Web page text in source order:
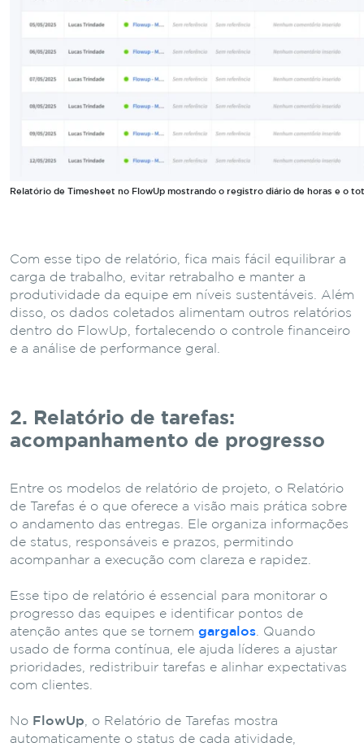
Relatório de Timesheet no FlowUp mostrando o registro diário de horas e o
Com esse tipo de relatório, fica mais fácil equilibrar a
carga de trabalho, evitar retrabalho e manter a
produtividade da equipe em níveis sustentáveis. Além
disso, os dados coletados alimentam outros relatórios
dentro do FlowUp, fortalecendo o controle financeiro
e a análise de performance geral.
2. Relatório de tarefas:
acompanhamento de progresso
Entre os modelos de relatório de projeto, o Relatório
de Tarefas é o que oferece a visão mais prática sobre
o andamento das entregas. Ele organiza informações
de status, responsáveis e prazos, permitindo
acompanhar a execução com clareza e rapidez.
Esse tipo de relatório é essencial para monitorar o
progresso das equipes e identificar pontos de
atenção antes que se tornem gargalos. Quando
usado de forma contínua, ele ajuda líderes a ajustar
prioridades, redistribuir tarefas e alinhar expectativas
com clientes.
No FlowUp, o Relatório de Tarefas mostra
automaticamente o status de cada atividade,